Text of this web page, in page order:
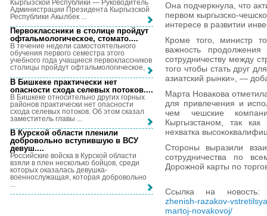
Она подчеркнула, что
первом кыргызско-
интересе в развитии
Кроме того, министр
важность
сотрудничеству между
того чтобы стать друг
азиатский рынки», —
Марта Новакова
для привлечения и
чем чешские
Кыргызстаном, так
нехватка
Стороны выразили
сотрудничества по
Дорожной карты по
Ссылка на
zhenish-razakov-
martoj-novakovoj/
Кыргызской Республики — Руководитель
Администрации Президента Кыргызской
Республики Акылбек ...
Первоклассники в столице пройдут
офтальмологическое, стомато....
В течение недели самостоятельного
обучения первого семестра этого
учебного года учащиеся первоклассников
столицы пройдут офтальмологическое, ...
В Бишкеке практически нет
опасности схода селевых потоков....
В Бишкеке относительно других горных
районов практически нет опасности
схода селевых потоков. Об этом сказал
заместитель главы ...
В Курской области пленили
добровольно вступившую в ВСУ
девуш....
Российские войска в Курской области
взяли в плен несколько бойцов, среди
которых оказалась девушка-
военнослужащая, которая добровольно
...